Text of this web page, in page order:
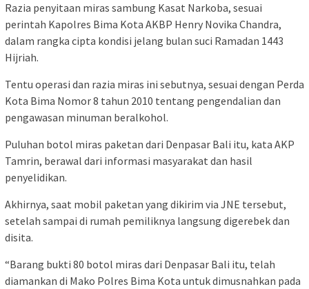
Razia penyitaan miras sambung Kasat Narkoba, sesuai
perintah Kapolres Bima Kota AKBP Henry Novika Chandra,
dalam rangka cipta kondisi jelang bulan suci Ramadan 1443
Hijriah.
Tentu operasi dan razia miras ini sebutnya, sesuai dengan Perda
Kota Bima Nomor 8 tahun 2010 tentang pengendalian dan
pengawasan minuman beralkohol.
Puluhan botol miras paketan dari Denpasar Bali itu, kata AKP
Tamrin, berawal dari informasi masyarakat dan hasil
penyelidikan.
Akhirnya, saat mobil paketan yang dikirim via JNE tersebut,
setelah sampai di rumah pemiliknya langsung digerebek dan
disita.
“Barang bukti 80 botol miras dari Denpasar Bali itu, telah
diamankan di Mako Polres Bima Kota untuk dimusnahkan pada